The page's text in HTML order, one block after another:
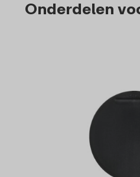
Onderdelen